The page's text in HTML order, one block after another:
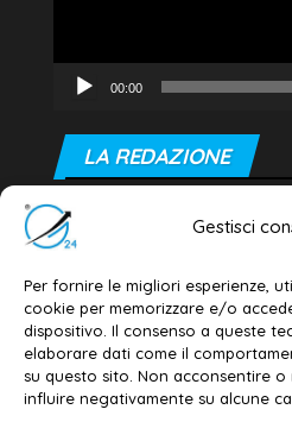
Gestisci
Per fornire le migliori esperienze,
cookie per memorizzare e/o
dispositivo. Il consenso a queste
elaborare dati come il
su questo sito. Non acconsentire
influire negativamente su alcune
00:00
LA REDAZIONE
Editore e direttore
Dott. Daniele G. Masciullo
Email:
Contatti –Disclaimer
Privacy policy –Cookie